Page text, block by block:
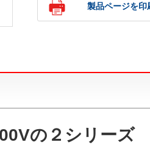
製品ページを印
の２シリーズ